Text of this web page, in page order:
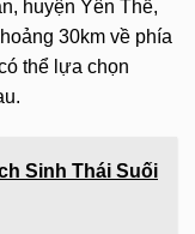
huyện Yên Thế,
30km về phía
thể lựa chọn
Sinh Thái Suối